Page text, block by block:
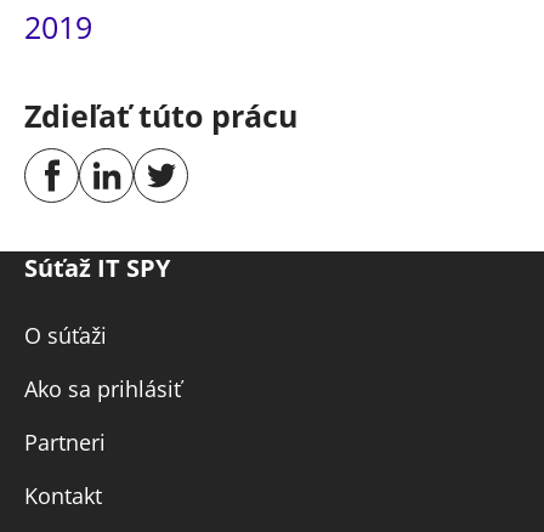
2019
Zdieľať túto prácu
Súťaž IT SPY
O súťaži
Ako sa prihlásiť
Partneri
Kontakt